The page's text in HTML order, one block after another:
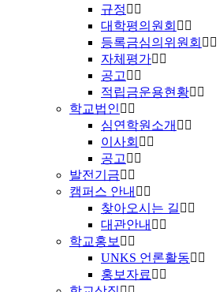
규정
대학평의원회
등록금심의위원회
자체평가
공고
적립금운용현황
학교법인
심연학원소개
이사회
공고
발전기금
캠퍼스 안내
찾아오시는 길
대관안내
학교홍보
UNKS 언론활동
홍보자료